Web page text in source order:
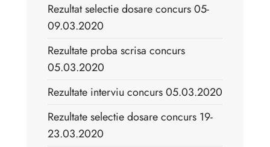
Rezultat selectie dosare concurs 05-
09.03.2020
Rezultate proba scrisa concurs
05.03.2020
Rezultate interviu concurs 05.03.2020
Rezultate selectie dosare concurs 19-
23.03.2020